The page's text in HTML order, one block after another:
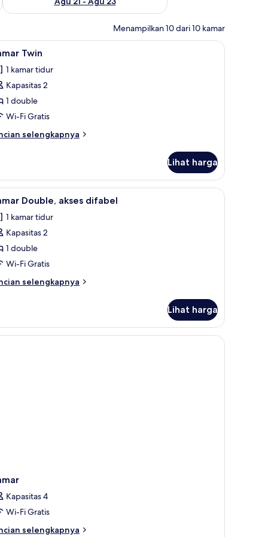
Menampilkan 10 dari 10 kamar
dan seprai linen Kamar Twin | Kedap suara, Wi-Fi gratis, dan
5 Twin
1 kamar tidur
Kapasitas 2
1 double
Wi-Fi Gratis
selengkapnya
Lihat harga
dan seprai linen Kamar Double, akses difabel | Kedap suara,
4 Double, akses difabel
1 kamar tidur
Kapasitas 2
1 double
Wi-Fi Gratis
selengkapnya
Lihat harga
Kapasitas 4
Wi-Fi Gratis
selengkapnya